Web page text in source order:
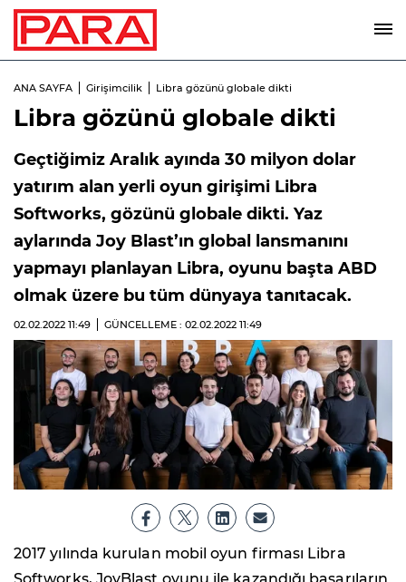
ANA SAYFA Girişimcilik Libra gözünü globale dikti
Libra gözünü globale dikti
Geçtiğimiz Aralık ayında 30 milyon dolar
yatırım alan yerli oyun girişimi Libra
Softworks, gözünü globale dikti. Yaz
aylarında Joy Blast’ın global lansmanını
yapmayı planlayan Libra, oyunu başta ABD
olmak üzere bu tüm dünyaya tanıtacak.
02.02.2022 11:49 GÜNCELLEME : 02.02.2022 11:49
2017 yılında kurulan mobil oyun firması Libra
Softworks, JoyBlast oyunu ile kazandığı başarıların